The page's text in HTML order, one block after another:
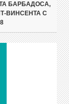
БАРБАДОСА,
ВИНСЕНТА С